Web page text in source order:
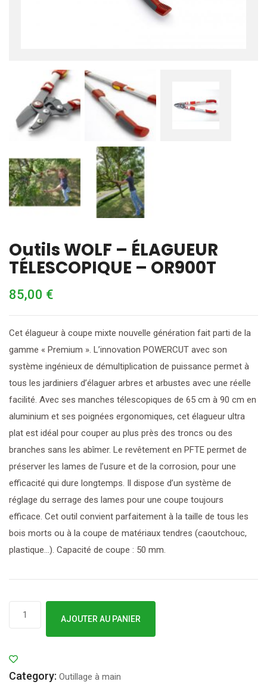
Outils WOLF – ÉLAGUEUR
TÉLESCOPIQUE – OR900T
85,00 €
Cet élagueur à coupe mixte nouvelle génération fait parti de la
gamme « Premium ». L’innovation POWERCUT avec son
système ingénieux de démultiplication de puissance permet à
tous les jardiniers d’élaguer arbres et arbustes avec une réelle
facilité. Avec ses manches télescopiques de 65 cm à 90 cm en
aluminium et ses poignées ergonomiques, cet élagueur ultra
plat est idéal pour couper au plus près des troncs ou des
branches sans les abîmer. Le revêtement en PFTE permet de
préserver les lames de l’usure et de la corrosion, pour une
efficacité qui dure longtemps. Il dispose d’un système de
réglage du serrage des lames pour une coupe toujours
efficace. Cet outil convient parfaitement à la taille de tous les
bois morts ou à la coupe de matériaux tendres (caoutchouc,
plastique…). Capacité de coupe : 50 mm.
quantité
de
WOLF
-
AJOUTER AU PANIER
Category: Outillage à main